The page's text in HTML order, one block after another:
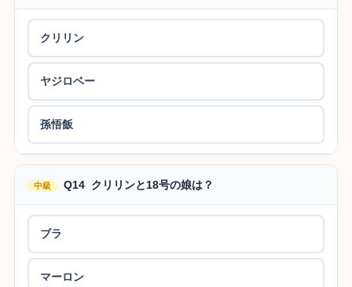
クリリン
ヤジロベー
孫悟飯
中級 Q14 クリリンと18号の娘は？
ブラ
マーロン